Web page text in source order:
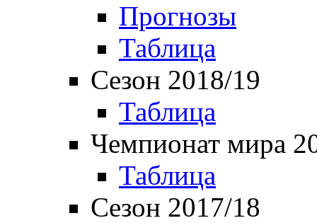
Прогнозы
Таблица
Сезон 2018/19
Таблица
Чемпионат мира
Таблица
Сезон 2017/18